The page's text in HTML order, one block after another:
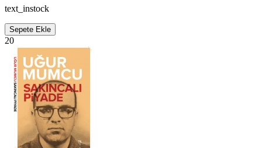
text_instock
Sepete Ekle
20